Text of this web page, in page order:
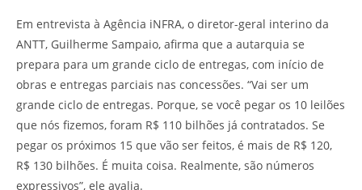
Em entrevista à Agência iNFRA, o diretor-geral interino da
ANTT, Guilherme Sampaio, afirma que a autarquia se
prepara para um grande ciclo de entregas, com início de
obras e entregas parciais nas concessões. “Vai ser um
grande ciclo de entregas. Porque, se você pegar os 10 leilões
que nós fizemos, foram R$ 110 bilhões já contratados. Se
pegar os próximos 15 que vão ser feitos, é mais de R$ 120,
R$ 130 bilhões. É muita coisa. Realmente, são números
expressivos”, ele avalia.